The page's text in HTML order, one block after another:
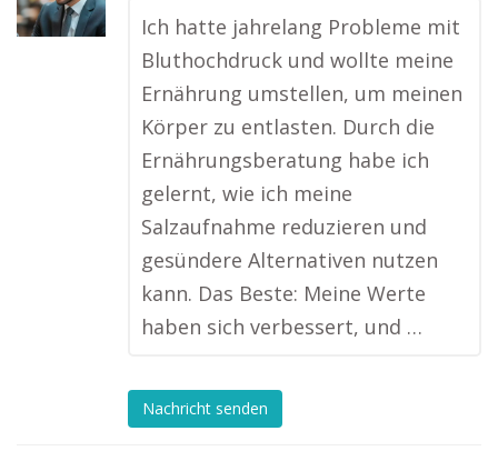
Ich hatte jahrelang Probleme mit
Bluthochdruck und wollte meine
Ernährung umstellen, um meinen
Körper zu entlasten. Durch die
Ernährungsberatung habe ich
gelernt, wie ich meine
Salzaufnahme reduzieren und
gesündere Alternativen nutzen
kann. Das Beste: Meine Werte
haben sich verbessert, und …
Nachricht senden